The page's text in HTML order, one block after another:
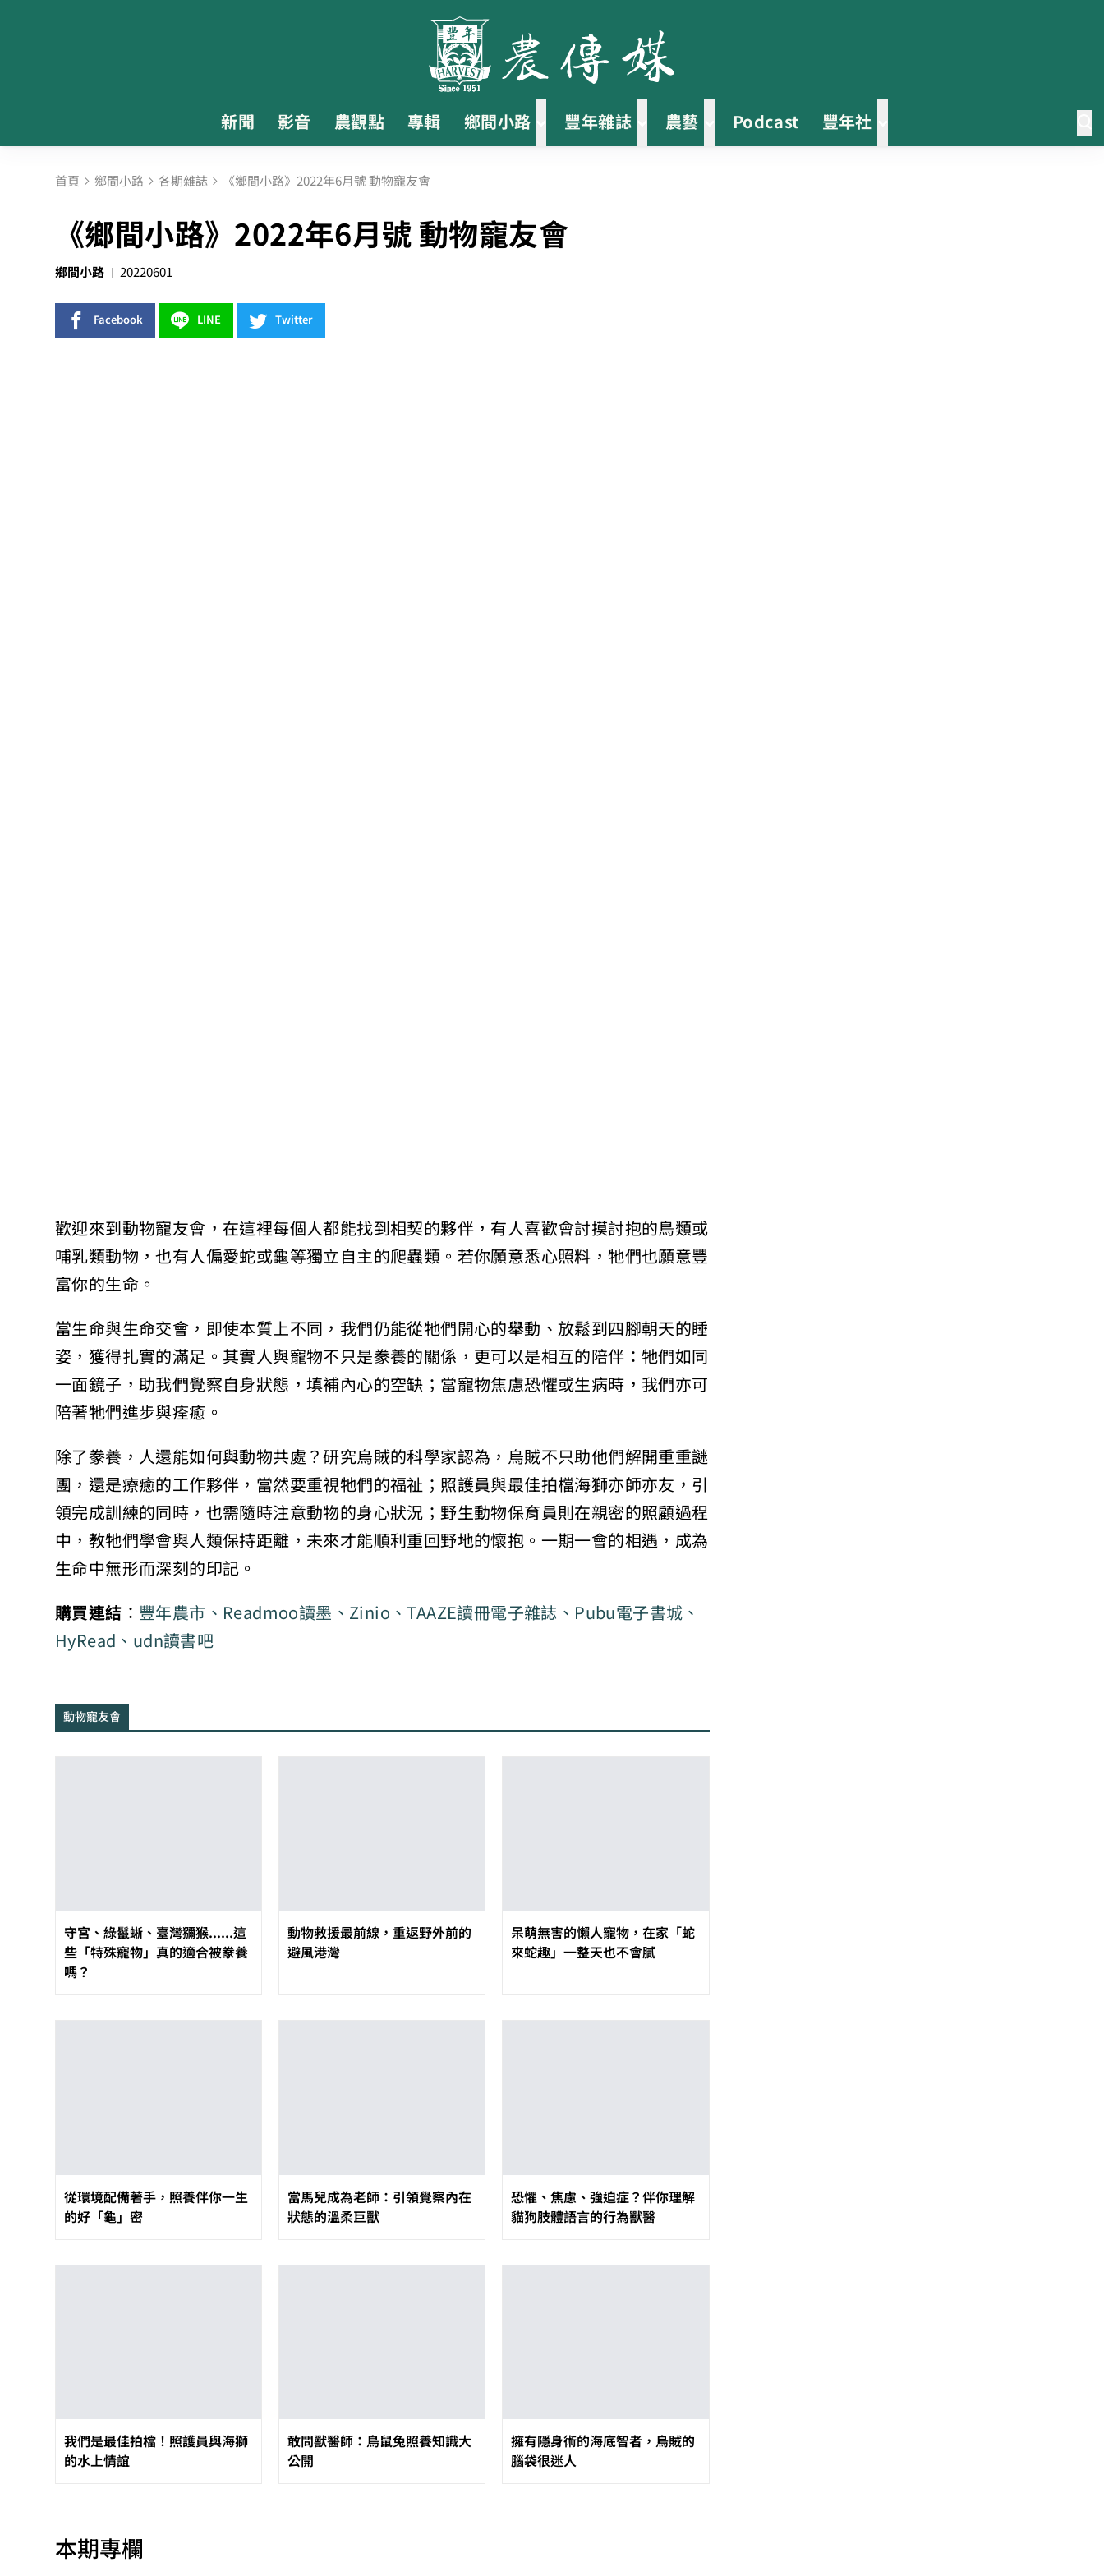
新聞 影音 農觀點 專輯 鄉間小路 豐年雜誌 農藝 Podcast 豐年社
首頁 鄉間小路 各期雜誌 《鄉間小路》2022年6月號 動物寵友會
《鄉間小路》2022年6月號 動物寵友會
鄉間小路 20220601
Facebook LINE Twitter
歡迎來到動物寵友會，在這裡每個人都能找到相契的夥伴，有人喜歡會討摸討抱的鳥類或
哺乳類動物，也有人偏愛蛇或龜等獨立自主的爬蟲類。若你願意悉心照料，牠們也願意豐
富你的生命。
當生命與生命交會，即使本質上不同，我們仍能從牠們開心的舉動、放鬆到四腳朝天的睡
姿，獲得扎實的滿足。其實人與寵物不只是豢養的關係，更可以是相互的陪伴：牠們如同
一面鏡子，助我們覺察自身狀態，填補內心的空缺；當寵物焦慮恐懼或生病時，我們亦可
陪著牠們進步與痊癒。
除了豢養，人還能如何與動物共處？研究烏賊的科學家認為，烏賊不只助他們解開重重謎
團，還是療癒的工作夥伴，當然要重視牠們的福祉；照護員與最佳拍檔海獅亦師亦友，引
領完成訓練的同時，也需隨時注意動物的身心狀況；野生動物保育員則在親密的照顧過程
中，教牠們學會與人類保持距離，未來才能順利重回野地的懷抱。一期一會的相遇，成為
生命中無形而深刻的印記。
購買連結：豐年農市、Readmoo讀墨、Zinio、TAAZE讀冊電子雜誌、Pubu電子書城、
HyRead、udn讀書吧
動物寵友會
守宮、綠鬣蜥、臺灣獼猴......這
些「特殊寵物」真的適合被豢養
嗎？
動物救援最前線，重返野外前的
避風港灣
呆萌無害的懶人寵物，在家「蛇
來蛇趣」一整天也不會膩
從環境配備著手，照養伴你一生
的好「龜」密
當馬兒成為老師：引領覺察內在
狀態的溫柔巨獸
恐懼、焦慮、強迫症？伴你理解
貓狗肢體語言的行為獸醫
我們是最佳拍檔！照護員與海獅
的水上情誼
敢問獸醫師：鳥鼠兔照養知識大
公開
擁有隱身術的海底智者，烏賊的
腦袋很迷人
本期專欄